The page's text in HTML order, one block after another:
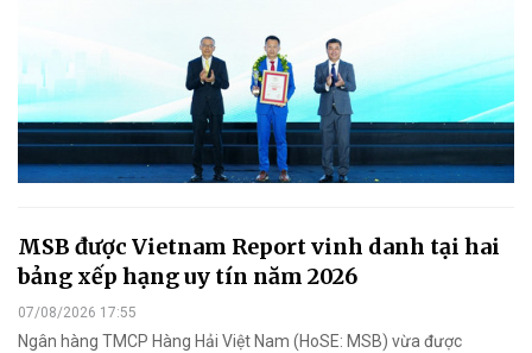
MSB được Vietnam Report vinh danh tại hai
bảng xếp hạng uy tín năm 2026
07/08/2026 17:55
Ngân hàng TMCP Hàng Hải Việt Nam (HoSE: MSB) vừa được